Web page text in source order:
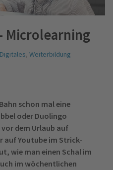
Microlearning
Digitales, Weiterbildung
schon mal eine
oder Duolingo
dem Urlaub auf
auf Youtube im Strick-
wie man einen Schal im
im wöchentlichen